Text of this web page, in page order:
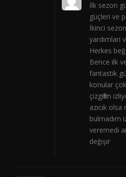
İlk sezon
güçleri ve
İkinci
yardımları
Herkes
Bence ilk
fantastik
konular
çizgifilm
azıcık
bulmadım
veremedi
değişir